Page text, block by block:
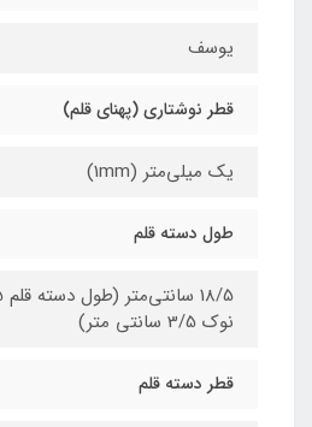
یوسف
قطر نوشتاری (پهنای قلم)
یک میلی‌متر (1mm)
طول دسته قلم
نوک 3/5 سانتی متر)
قطر دسته قلم